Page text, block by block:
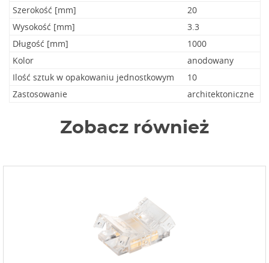
Szerokość [mm]
20
Wysokość [mm]
3.3
Długość [mm]
1000
Kolor
anodowany
Ilość sztuk w opakowaniu jednostkowym
10
Zastosowanie
architektoniczne
Zobacz również